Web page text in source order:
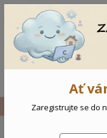
Vše Dětské triko
Ať
Zaregistrujte se do